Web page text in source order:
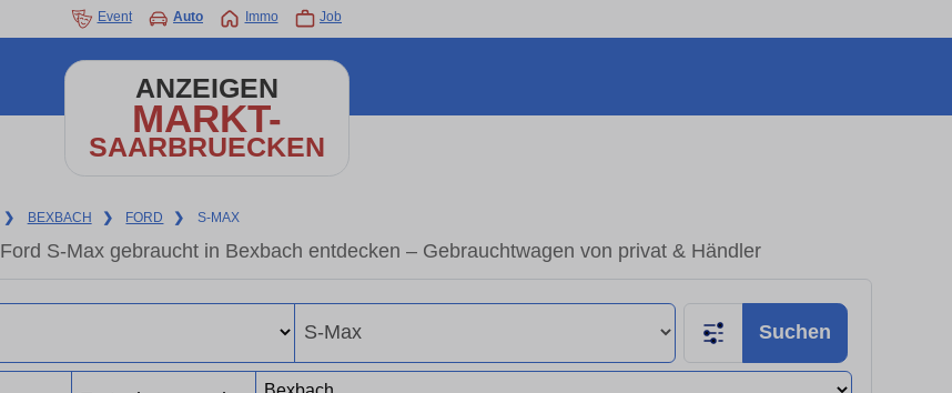
Event Auto Immo Job
ANZEIGEN
MARKT-
SAARBRUECKEN
❯ BEXBACH ❯ FORD ❯ S-MAX
Ford S-Max gebraucht in Bexbach entdecken – Gebrauchtwagen von privat & Händler
Suchen